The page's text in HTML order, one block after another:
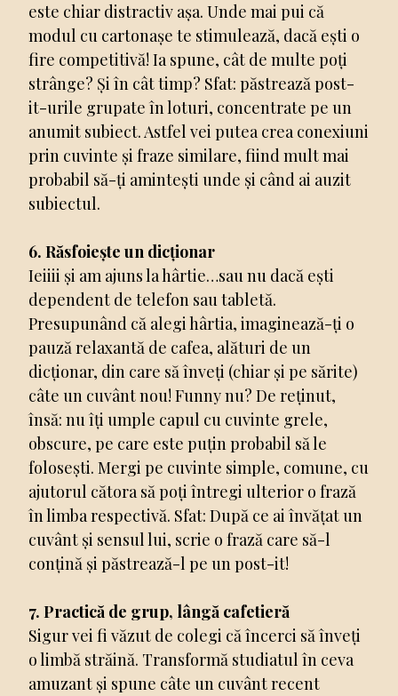
este chiar distractiv așa. Unde mai pui că
modul cu cartonașe te stimulează, dacă ești o
fire competitivă! Ia spune, cât de multe poți
strânge? Și în cât timp? Sfat: păstrează post-
it-urile grupate în loturi, concentrate pe un
anumit subiect. Astfel vei putea crea conexiuni
prin cuvinte și fraze similare, fiind mult mai
probabil să-ți amintești unde și când ai auzit
subiectul.
6. Răsfoiește un dicționar
Ieiiii și am ajuns la hârtie…sau nu dacă ești
dependent de telefon sau tabletă.
Presupunând că alegi hârtia, imaginează-ți o
pauză relaxantă de cafea, alături de un
dicționar, din care să înveți (chiar și pe sărite)
câte un cuvânt nou! Funny nu? De reținut,
însă: nu îți umple capul cu cuvinte grele,
obscure, pe care este puțin probabil să le
folosești. Mergi pe cuvinte simple, comune, cu
ajutorul cătora să poți întregi ulterior o frază
în limba respectivă. Sfat: După ce ai învățat un
cuvânt și sensul lui, scrie o frază care să-l
conțină și păstrează-l pe un post-it!
7. Practică de grup, lângă cafetieră
Sigur vei fi văzut de colegi că încerci să înveți
o limbă străină. Transformă studiatul în ceva
amuzant și spune câte un cuvânt recent